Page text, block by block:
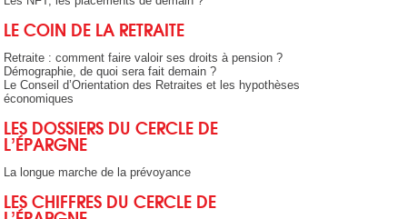
LE COIN DE LA RETRAITE
Retraite : comment faire valoir ses droits à pension ?
Démographie, de quoi sera fait demain ?
Le Conseil d’Orientation des Retraites et les hypothèses
économiques
LES DOSSIERS DU CERCLE DE
L’ÉPARGNE
La longue marche de la prévoyance
LES CHIFFRES DU CERCLE DE